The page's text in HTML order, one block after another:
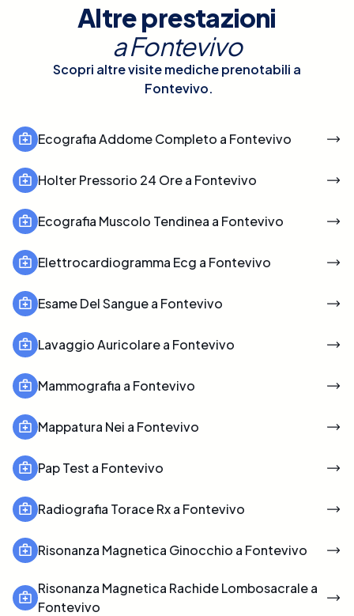
Altre prestazioni
aFontevivo
Scopri altre visite mediche prenotabili a
Fontevivo.
Ecografia Addome Completo a Fontevivo
Holter Pressorio 24 Ore a Fontevivo
Ecografia Muscolo Tendinea a Fontevivo
Elettrocardiogramma Ecg a Fontevivo
Esame Del Sangue a Fontevivo
Lavaggio Auricolare a Fontevivo
Mammografia a Fontevivo
Mappatura Nei a Fontevivo
Pap Test a Fontevivo
Radiografia Torace Rx a Fontevivo
Risonanza Magnetica Ginocchio a Fontevivo
Risonanza Magnetica Rachide Lombosacrale a
Fontevivo